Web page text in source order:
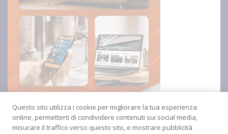
Questo sito utilizza i cookie per migliorare la tua esperienza
online, permetterti di condividere contenuti sui social media,
misurare il traffico verso questo sito, e mostrare pubblicità